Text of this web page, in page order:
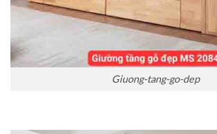
Giuong-tang-go-dep